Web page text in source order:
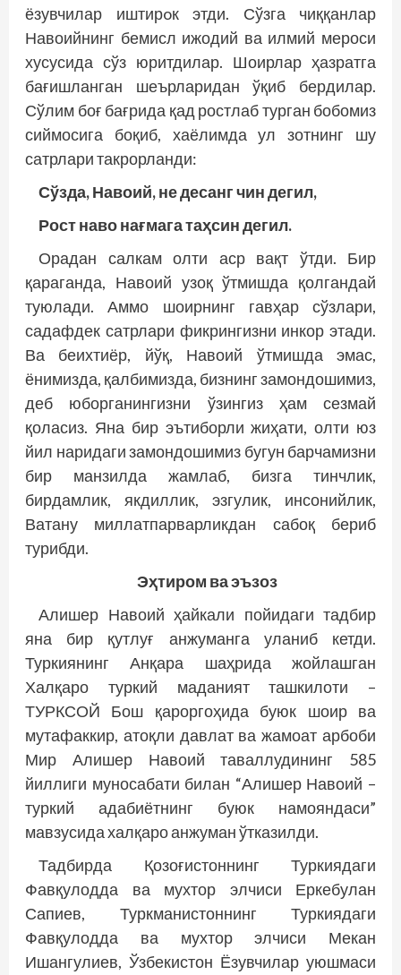
ёзувчилар иштирoк этди. Сўзга чиққанлар
Навоийнинг бемисл ижодий ва илмий мероси
хусусида сўз юритдилар. Шоирлар ҳазратга
бағишланган шеърларидан ўқиб бердилар.
Сўлим боғ бағрида қад ростлаб турган бобомиз
сиймосига боқиб, хаёлимда ул зотнинг шу
сатрлари такрорланди:
Сўзда, Навоий, не десанг чин дегил,
Рост наво нағмага таҳсин дегил.
Орадан салкам олти аср вақт ўтди. Бир
қараганда, Навоий узоқ ўтмишда қолгандай
туюлади. Аммо шоирнинг гавҳар сўзлари,
садафдек сатрлари фикрингизни инкор этади.
Ва беихтиёр, йўқ, Навоий ўтмишда эмас,
ёнимизда, қалбимизда, бизнинг замондошимиз,
деб юборганингизни ўзингиз ҳам сезмай
қоласиз. Яна бир эътиборли жиҳати, олти юз
йил наридаги замондошимиз бугун барчамизни
бир манзилда жамлаб, бизга тинчлик,
бирдамлик, якдиллик, эзгулик, инсонийлик,
Ватану миллатпарварликдан сабоқ бериб
турибди.
Эҳтиром ва эъзоз
Алишер Навоий ҳайкали пойидаги тадбир
яна бир қутлуғ анжуманга уланиб кетди.
Туркиянинг Анқара шаҳрида жойлашган
Халқаро туркий маданият ташкилоти –
ТУРКСОЙ Бош қароргоҳида буюк шоир ва
мутафаккир, атоқли давлат ва жамоат арбоби
Мир Алишер Навоий таваллудининг 585
йиллиги муносабати билан “Алишер Навоий –
туркий адабиётнинг буюк намояндаси”
мавзусида халқаро анжуман ўтказилди.
Тадбирда Қозоғистоннинг Туркиядаги
Фавқулодда ва мухтор элчиси Еркебулан
Сапиев, Туркманистоннинг Туркиядаги
Фавқулодда ва мухтор элчиси Мекан
Ишангулиев, Ўзбекистон Ёзувчилар уюшмаси